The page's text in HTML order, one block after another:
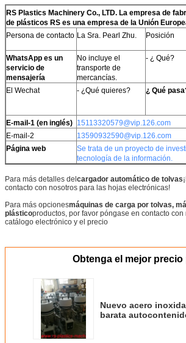
RS Plastics Machinery Co., LTD. La empresa de
de plásticos RS es una empresa de la Unión
Persona de contacto La Sra. Pearl Zhu. Posición
WhatsApp es un
servicio de
mensajería
No incluye el
transporte de
mercancías.
- ¿ Qué?
El Wechat - ¿Qué quieres? ¿ Qué
E-mail-1 (en inglés) 15113320579@vip.126.com
E-mail-2
13590932590@vip.126.com
Página web
Se trata de un proyecto de
tecnología de la información.
Para más detalles delcargador automático de tolvas
contacto con nosotros para las hojas electrónicas!
Para más opcionesmáquinas de carga por tolvas,
plásticoproductos, por favor póngase en contacto con
catálogo electrónico y el precio
Obtenga el mejor precio
Nuevo acero
barata